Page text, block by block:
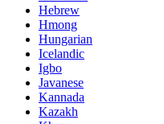
Hebrew
Hmong
Hungarian
Icelandic
Igbo
Javanese
Kannada
Kazakh